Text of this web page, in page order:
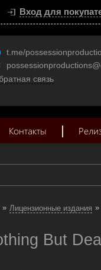
Вход для
t.me/
связь
Контакты
» Лицензионные издания »
But